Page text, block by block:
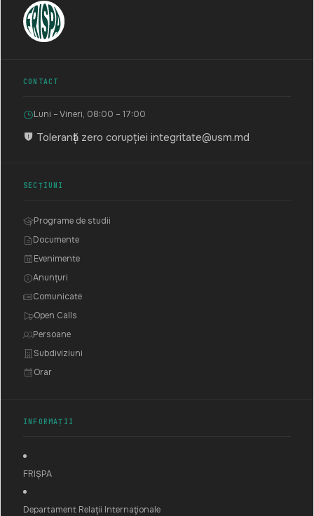
CONTACT
Luni – Vineri, 08:00 – 17:00
Toleranță zero corupției integritate@usm.md
SECȚIUNI
Programe de studii
Documente
Evenimente
Anunțuri
Comunicate
Open Calls
Persoane
Subdiviziuni
Orar
INFORMAȚII
FRIȘPA
Departament Relaţii Internaţionale